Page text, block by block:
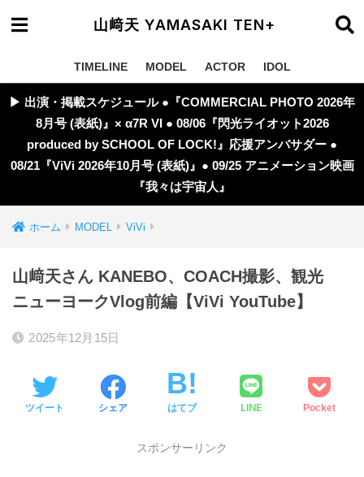
山﨑天 YAMASAKI TEN+
TIMELINE MODEL ACTOR IDOL
▶︎ 出演・掲載スケジュール ●『COMMERCIAL PHOTO 2026年
8月号 (表紙)』× α7R VI ● 08/06『閃光ライオット2026
produced by SCHOOL OF LOCK!』応援アンバサダー ●
08/21『ViVi 2026年10月号 (表紙)』● 09/25 アニメーション映画
『我々は宇宙人』
ホーム MODEL ViVi
山﨑天さん KANEBO、COACH撮影、観光
ニューヨークVlog前編【ViVi YouTube】
2025年12月15日
ツイート シェア はてブ LINE Pocket
スポンサーリンク